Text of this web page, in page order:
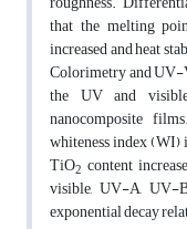
that the melting
increased and heat
Colorimetry and UV-
the UV and
nanocomposite
whiteness index (WI)
TiO2content
visible, UV-A, UV-
exponential decay